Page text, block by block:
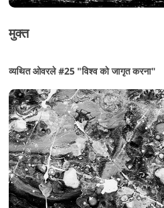
मुक्त
व्यथित ओवरले #25 "विश्व को जागृत करना"